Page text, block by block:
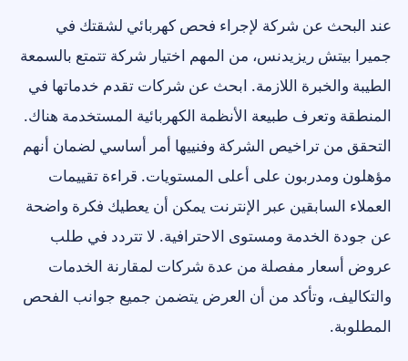
عند البحث عن شركة لإجراء فحص كهربائي لشقتك في
جميرا بيتش ريزيدنس، من المهم اختيار شركة تتمتع بالسمعة
الطيبة والخبرة اللازمة. ابحث عن شركات تقدم خدماتها في
المنطقة وتعرف طبيعة الأنظمة الكهربائية المستخدمة هناك.
التحقق من تراخيص الشركة وفنييها أمر أساسي لضمان أنهم
مؤهلون ومدربون على أعلى المستويات. قراءة تقييمات
العملاء السابقين عبر الإنترنت يمكن أن يعطيك فكرة واضحة
عن جودة الخدمة ومستوى الاحترافية. لا تتردد في طلب
عروض أسعار مفصلة من عدة شركات لمقارنة الخدمات
والتكاليف، وتأكد من أن العرض يتضمن جميع جوانب الفحص
المطلوبة.